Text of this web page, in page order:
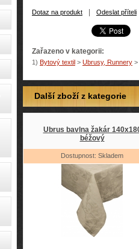
Dotaz na produkt Odeslat příteli
Zařazeno v kategorii:
1) Bytový textil > Ubrusy, Runnery >
Další zboží z kategorie
Ubrus bavlna žakár
béžový
Dostupnost: Skladem